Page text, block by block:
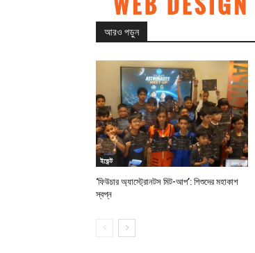
আরও পড়ুন
ইভেন্ট
‘ফিউচার অ্যাস্ট্রোনটস মিট-আপ’: শিশুদের মহাকাশ
স্বপ্ন